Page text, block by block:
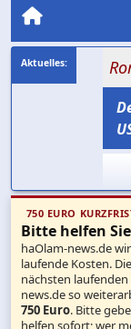
Rom wirft
750 EURO
Bitte helfen
haOlam-news.de
laufende Kosten.
nächsten
news.de so
750 Euro. Bitte